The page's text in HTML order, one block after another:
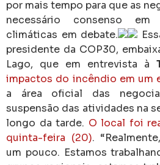
por mais tempo para que as
necessário consenso
climáticas em debate.
presidente da COP30,
Lago, que em entrevista à
impactos do incêndio em um
a área oficial das
suspensão das atividades na
longo da tarde. O local foi
quinta-feira (20).
um pouco. Estamos